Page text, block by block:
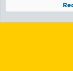
Community platform by